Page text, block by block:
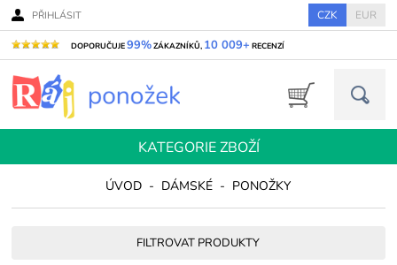
PŘIHLÁSIT CZK EUR
DOPORUČUJE99%ZÁKAZNÍKŮ, 10 009+ RECENZÍ
KATEGORIE ZBOŽÍ
ÚVOD - DÁMSKÉ - PONOŽKY
FILTROVAT PRODUKTY